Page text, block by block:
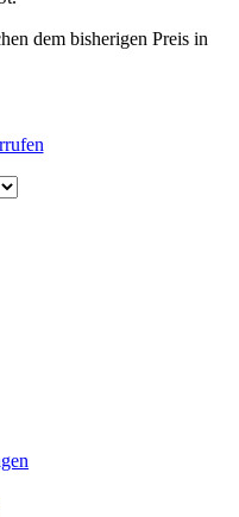
dem bisherigen Preis in